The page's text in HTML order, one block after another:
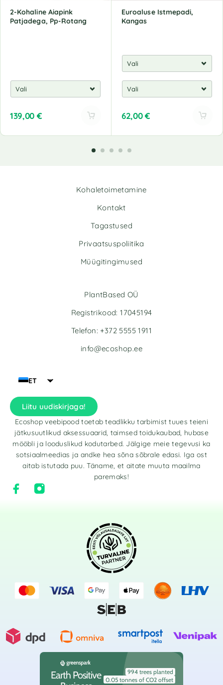
2-Kohaline Aiapink
Patjadega, Pp-Rotang
139,00 €
Euroaluse Istmepadi,
Kangas
62,00€
t
a
t
v
:
Kohaletoimetamine
Kontakt
Tagastused
Privaatsuspoliitika
Müügitingimused
ET
Liitu uudiskirjaga!
Ecoshop veebipood toetab teadlikku tarbimist tuues teieni
jätkusuutlikud aksessuaarid, taimsed toidukaubad, hubase
mööbli ja looduslikud kodutarbed. Jälgige meie tegevusi ka
sotsiaalmeedias ja andke hea sõna sõbrale edasi. Iga ost
aitab istutada puu. Täname, et aitate muuta maailma
paremaks!
PlantBased OÜ
Registrikood: 17045194
Telefon: +372 5555 1911
info@ecoshop.ee
Earth Positive
994 trees planted
0.05 tonnes of CO2 offset